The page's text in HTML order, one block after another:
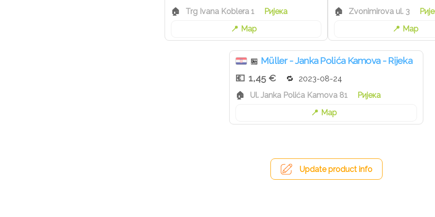
Trg Ivana Koblera 1
Ријека
Map
Zvonimirova ul. 3
Map
🏪 Müller - Janka Polića Kamova - Rijeka
1,45 €
2023-08-24
Ul. Janka Polića Kamova 81
Ријека
Map
Update product info